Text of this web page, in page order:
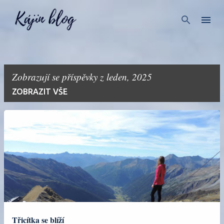
Zobrazují se příspěvky z leden, 2025
ZOBRAZIT VŠE
P
ř
s
ě
Třicítka se blíží